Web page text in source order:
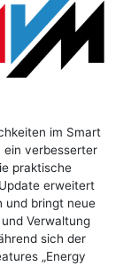
im Smart
ein verbesserter
praktische
erweitert
und bringt neue
Verwaltung
sich der
„Energy